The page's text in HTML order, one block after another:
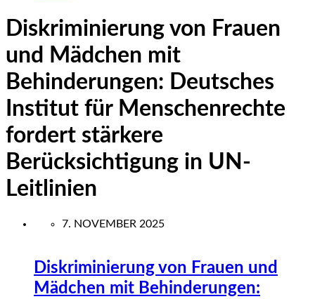
Diskriminierung von Frauen
und Mädchen mit
Behinderungen: Deutsches
Institut für Menschenrechte
fordert stärkere
Berücksichtigung in UN-
Leitlinien
7. NOVEMBER 2025
Diskriminierung von Frauen und
Mädchen mit Behinderungen: